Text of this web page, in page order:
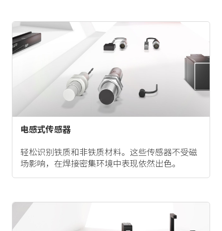
电感式传感器
轻松识别铁质和非铁质材料。这些传感器不受磁
场影响，在焊接密集环境中表现依然出色。